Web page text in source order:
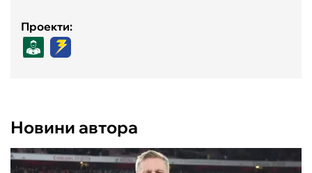
Проекти:
Новини автора